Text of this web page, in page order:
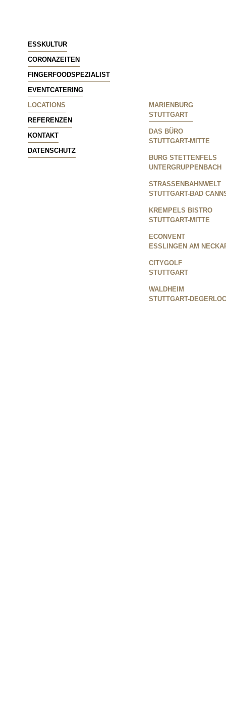
ESSKULTUR
CORONAZEITEN
FINGERFOODSPEZIALIST
EVENTCATERING
LOCATIONS
MARIENBURG
STUTTGART
DAS BÜRO
STUTTGART-MITTE
BURG STETTENFELS
UNTERGRUPPENBACH
STRASSENBAHNWELT
STUTTGART-BAD
KREMPELS BISTRO
STUTTGART-MITTE
ECONVENT
ESSLINGEN AM
CITYGOLF
STUTTGART
WALDHEIM
STUTTGART-
REFERENZEN
KONTAKT
DATENSCHUTZ